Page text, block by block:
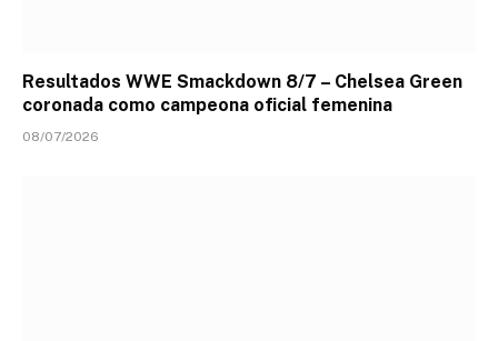
Resultados WWE Smackdown 8/7 – Chelsea Green
coronada como campeona oficial femenina
08/07/2026